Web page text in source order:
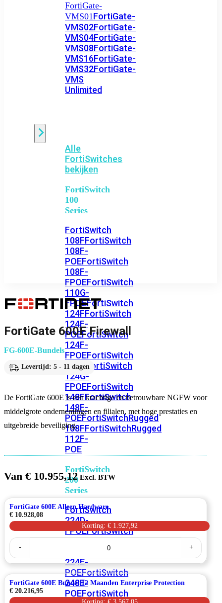
FortiGate-
VMS01FortiGate-
VMS02FortiGate-
VMS04FortiGate-
VMS08FortiGate-
VMS16FortiGate-
VMS32FortiGate-
VMS
Unlimited
Alle
FortiSwitches
bekijken
FortiSwitch
100
Series
FortiSwitch
108FFortiSwitch
108F-
POEFortiSwitch
108F-
FPOEFortiSwitch
110G-
FPOEFortiSwitch
124FFortiSwitch
124F-
POEFortiSwitch
124F-
FPOEFortiSwitch
124GFortiSwitch
124G-
FPOEFortiSwitch
148FFortiSwitch
148F-
POEFortiSwitchRugged
108FFortiSwitchRugged
112F-
POE
FortiSwitch
200
Series
FortiSwitch
224D-
FPOEFortiSwitch
248DFortiSwitch
Fortiswitch
224E-
POEFortiSwitch
248E-
POEFortiSwitch
FortiGate 600E Firewall
FG-600E-Bundels
Levertijd: 5 - 11 dagen
De FortiGate 600E is een krachtige en betrouwbare NGFW voor
middelgrote ondernemingen en filialen, met hoge prestaties en
uitgebreide beveiliging.
Van € 10.955,12
FortiGate 600E Alleen Hardware
€ 10.928,08
Korting: € 1.927,92
-
Alleen
Hardware
aantal
+
FortiGate 600E Bundel 12 Maanden Enterprise Protection
€ 20.216,95